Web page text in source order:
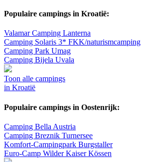
Populaire campings in Kroatië:
Valamar Camping Lanterna
Camping Solaris 3* FKK/naturismcamping
Camping Park Umag
Camping Bijela Uvala
Toon alle campings
in Kroatië
Populaire campings in Oostenrijk:
Camping Bella Austria
Camping Breznik Turnersee
Komfort-Campingpark Burgstaller
Euro-Camp Wilder Kaiser Kössen